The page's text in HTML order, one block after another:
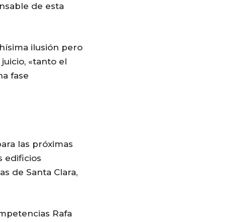
de esta
ilusión pero
«tanto el
fase
las próximas
edificios
de Santa Clara,
Rafa